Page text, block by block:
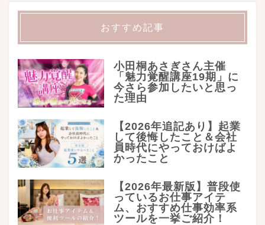
おすすめ記事
小田桐あさぎさん主催
「魅力覚醒講座19期」に
今さら参加したいと思っ
た理由
【2026年追記あり】起業
して後悔したこと＆会社
員時代にやっておけばよ
かったこと
【2026年最新版】普段使
っているお仕事アイテ
ム、おすすめ仕事効率系
ツールを一挙ご紹介！